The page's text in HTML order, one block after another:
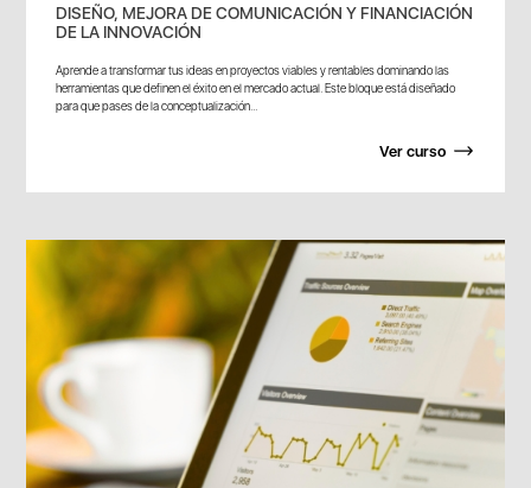
DISEÑO, MEJORA DE COMUNICACIÓN Y FINANCIACIÓN
DE LA INNOVACIÓN
Aprende a transformar tus ideas en proyectos viables y rentables dominando las
herramientas que definen el éxito en el mercado actual. Este bloque está diseñado
para que pases de la conceptualización...
Ver curso